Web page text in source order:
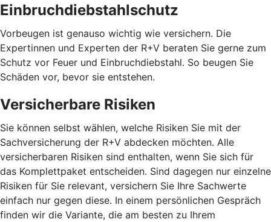
Einbruchdiebstahlschutz
Vorbeugen ist genauso wichtig wie versichern. Die
Expertinnen und Experten der R+V beraten Sie gerne zum
Schutz vor Feuer und Einbruchdiebstahl. So beugen Sie
Schäden vor, bevor sie entstehen.
Versicherbare Risiken
Sie können selbst wählen, welche Risiken Sie mit der
Sachversicherung der R+V abdecken möchten. Alle
versicherbaren Risiken sind enthalten, wenn Sie sich für
das Komplettpaket entscheiden. Sind dagegen nur einzelne
Risiken für Sie relevant, versichern Sie Ihre Sachwerte
einfach nur gegen diese. In einem persönlichen Gespräch
finden wir die Variante, die am besten zu Ihrem